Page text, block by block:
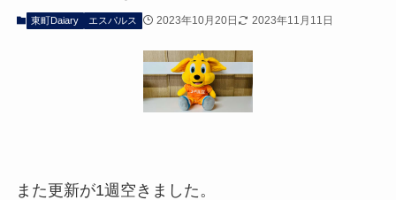
東町Daiary エスパルス 2023年10月20日 2023年11月11日
また更新が1週空きました。